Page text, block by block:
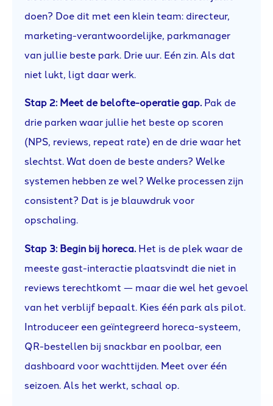
doen? Doe dit met een klein team: directeur,
marketing-verantwoordelijke, parkmanager
van jullie beste park. Drie uur. Eén zin. Als dat
niet lukt, ligt daar werk.
Stap 2: Meet de belofte-operatie gap. Pak de
drie parken waar jullie het beste op scoren
(NPS, reviews, repeat rate) en de drie waar het
slechtst. Wat doen de beste anders? Welke
systemen hebben ze wel? Welke processen zijn
consistent? Dat is je blauwdruk voor
opschaling.
Stap 3: Begin bij horeca. Het is de plek waar de
meeste gast-interactie plaatsvindt die niet in
reviews terechtkomt — maar die wel het gevoel
van het verblijf bepaalt. Kies één park als pilot.
Introduceer een geïntegreerd horeca-systeem,
QR-bestellen bij snackbar en poolbar, een
dashboard voor wachttijden. Meet over één
seizoen. Als het werkt, schaal op.